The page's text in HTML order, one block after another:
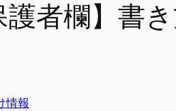
者欄】書
情報